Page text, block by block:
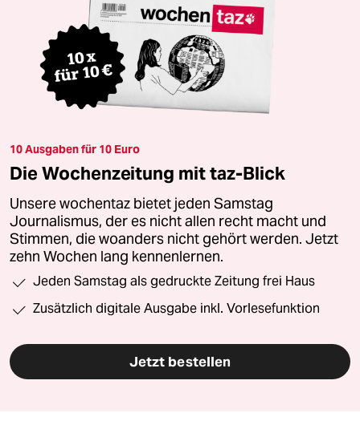
10 Ausgaben für 10 Euro
Die Wochenzeitung mit taz-Blick
Unsere wochentaz bietet jeden Samstag
Journalismus, der es nicht allen recht macht und
Stimmen, die woanders nicht gehört werden. Jetzt
zehn Wochen lang kennenlernen.
Jeden Samstag als gedruckte Zeitung frei Haus
Zusätzlich digitale Ausgabe inkl. Vorlesefunktion
Jetzt bestellen